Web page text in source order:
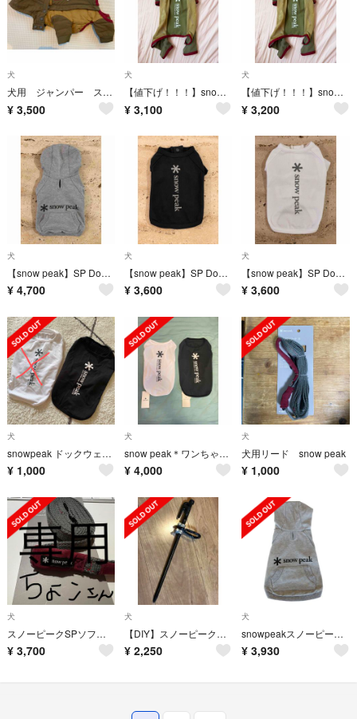
犬
犬用 ジャンパー スノーピーク
¥ 3,500
犬
【値下げ！！！】snow peak犬用メッシュつなぎLサイズ
¥ 3,100
犬
【値下げ！！！】snow peak 犬用メッシュつなぎLサイズ
¥ 3,200
犬
【snow peak】SP Dog Parka S Grey
¥ 4,700
犬
【snow peak】SP Dog Pullover Logo S Black
¥ 3,600
犬
【snow peak】SP Dog Pullover Logo S White
¥ 3,600
犬
snowpeak ドックウェア 犬服 スノーピーク
¥ 1,000
犬
snow peak＊ワンちゃんようお洋服
¥ 4,000
犬
犬用リード snow peak
¥ 1,000
犬
スノーピークSPソフトリード S と スノーピーク SPテープチョーカーのセット
¥ 3,700
犬
【DIY】スノーピーク✳︎ドッグアンカー
¥ 2,250
犬
snowpeakスノーピーク Dog Parka Grey3L 犬 服 グレー
¥ 3,930